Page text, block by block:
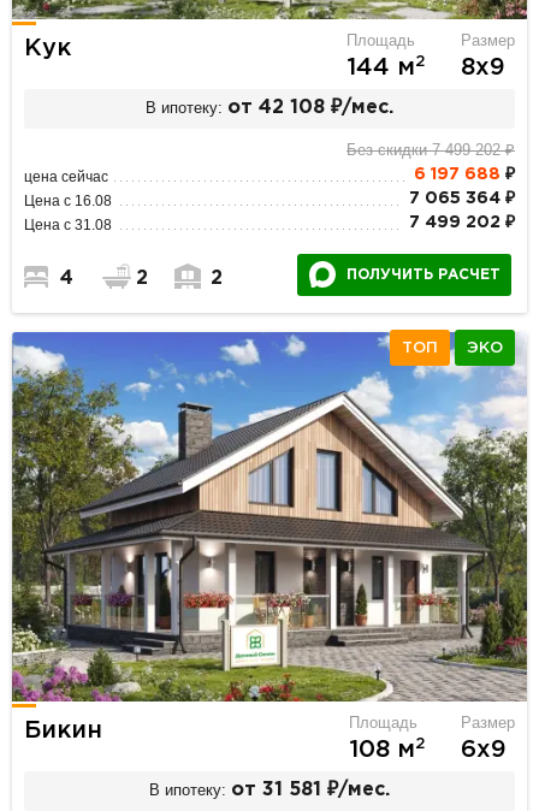
Кук Площадь
144 м2
Размер
8х9
В ипотеку: от 42 108 ₽/мес.
Без скидки 7 499 202 ₽
цена сейчас 6 197 688 ₽
Цена с 16.08 7 065 364 ₽
Цена с 31.08 7 499 202 ₽
4 2 2 ПОЛУЧИТЬ РАСЧЕТ
ТОП ЭКО
Бикин Площадь
108 м2
Размер
6х9
В ипотеку: от 31 581 ₽/мес.